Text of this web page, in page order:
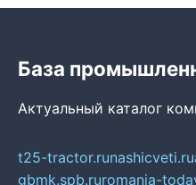
База
Актуальный каталог
t25-tractor.runashicveti.ru
gbmk.spb.ruromania-